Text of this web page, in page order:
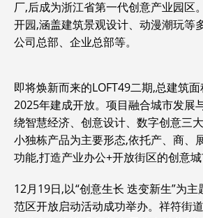
厂,后成为浙江省第一代创意产业园区
开园,涵盖建筑景观设计、动漫潮玩等
公司总部、企业总部等。
即将焕新而来的LOFT49二期,总建筑
2025年建成开放。项目融合城市发展
绕智慧经济、创意设计、数字创意三
小独栋产品为主要形态,依托产、商、
功能,打造产业办公+开放街区的创意城
12月19日,以“创意生长 迭变新生”为主
范区开放启动活动成功举办。祥符街